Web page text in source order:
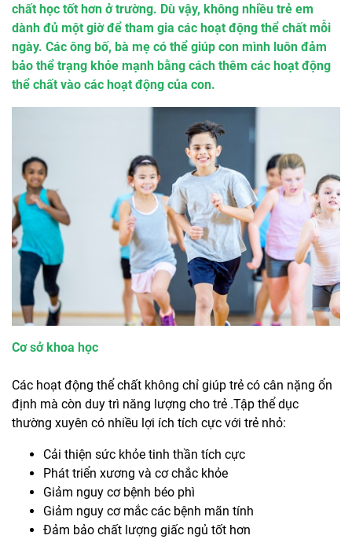
chất học tốt hơn ở trường. Dù vậy, không nhiều trẻ em
dành đủ một giờ để tham gia các hoạt động thể chất mỗi
ngày. Các ông bố, bà mẹ có thể giúp con mình luôn đảm
bảo thể trạng khỏe mạnh bằng cách thêm các hoạt động
thể chất vào các hoạt động của con.
Cơ sở khoa học
Các hoạt động thể chất không chỉ giúp trẻ có cân nặng ổn
định mà còn duy trì năng lượng cho trẻ .Tập thể dục
thường xuyên có nhiều lợi ích tích cực với trẻ nhỏ:
Cải thiện sức khỏe tinh thần tích cực
Phát triển xương và cơ chắc khỏe
Giảm nguy cơ bệnh béo phì
Giảm nguy cơ mắc các bệnh mãn tính
Đảm bảo chất lượng giấc ngủ tốt hơn